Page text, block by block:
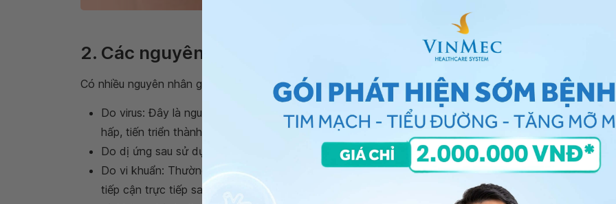
2. Các nguyên nhân gây viêm tuyến nước bọt mang tai
Có nhiều nguyên nhân gây ra bệnh viêm tuyến nước bọt mang tai, trong đó chủ yếu là:
Do virus: Đây là nguyên nhân gây rabệnh quai bị, 1 loại bệnh truyền nhiễm lây qua đường hô
hấp, tiến triển thành dịch thường gặp ở lứa tuổi thanh, thiếu niên.
Do dị ứng sau sử dụng 1 số loại thuốc điều trị bệnh
Do vi khuẩn: Thường gặp là loại Streptococcus và Staphylococcus...Lây truyền theo đường
tiếp cận trực tiếp sau các bệnh lý
răng miệng.... bệnh chỉ gây tổn thương tại chỗ